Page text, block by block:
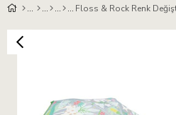
Floss & Rock Renk